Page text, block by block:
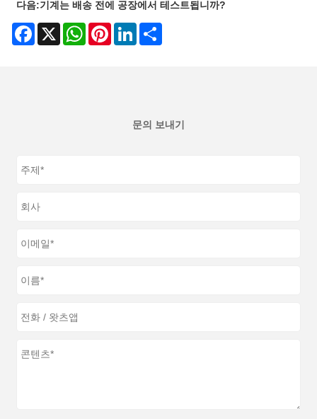
다음:기계는 배송 전에 공장에서 테스트됩니까?
Facebook
X WhatsAppPinterestLinkedIn
문의 보내기